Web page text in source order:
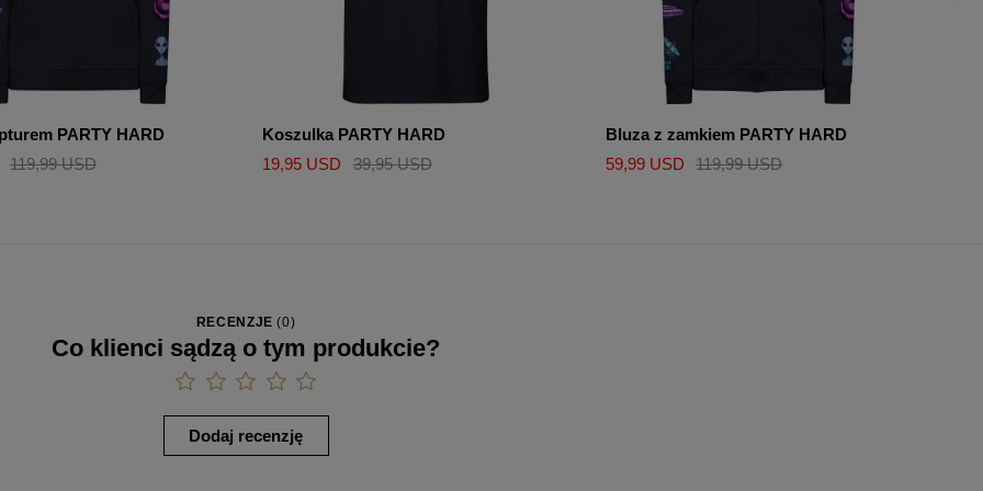
PARTY HARD
119,99 USD
Koszulka PARTY HARD
19,95 USD
39,95 USD
Bluza z zamkiem PARTY HARD
59,99 USD
119,99 USD
RECENZJE (0)
Co klienci sądzą o tym produkcie?
Dodaj recenzję